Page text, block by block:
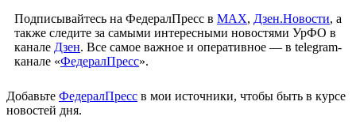
Подписывайтесь на ФедералПресс в МАХ, Дзен.Новости, а
также следите за самыми интересными новостями УрФО в
канале Дзен. Все самое важное и оперативное — в telegram-
канале «ФедералПресс».
Добавьте ФедералПресс в мои источники, чтобы быть в курсе
новостей дня.